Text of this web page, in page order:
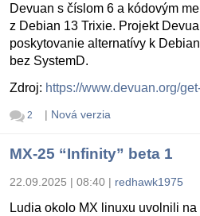
Devuan s číslom 6 a kódovým
z Debian 13 Trixie. Projekt
poskytovanie alternatívy k
bez SystemD.
Zdroj: https://www.devuan.org/
2 | Nová verzia
MX-25 “Infinity” beta 1
22.09.2025 | 08:40 | redhawk1975
Ludia okolo MX linuxu uvolnili